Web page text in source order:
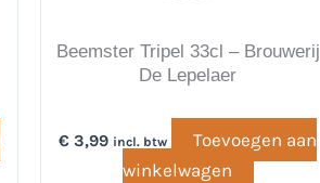
Beemster Tripel 33cl – Brouwerij
De Lepelaer
€ 3,99 incl. btw
Toevoegen aan
winkelwagen